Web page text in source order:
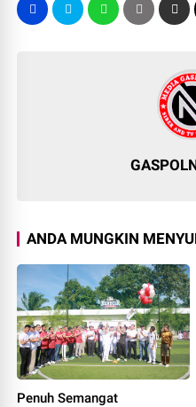
ANDA MUNGKIN
Penuh Semangat